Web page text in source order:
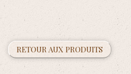
RETOUR AUX PRODUITS